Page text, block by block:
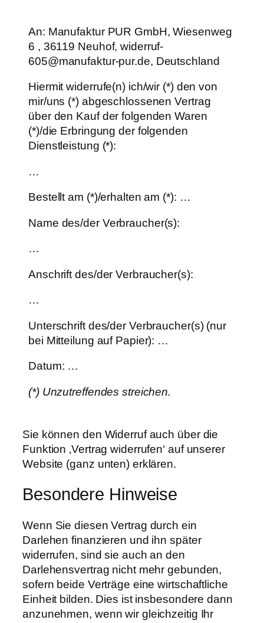
An: Manufaktur PUR GmbH, Wiesenweg
6 , 36119 Neuhof, widerruf-
605@manufaktur-pur.de, Deutschland
Hiermit widerrufe(n) ich/wir (*) den von
mir/uns (*) abgeschlossenen Vertrag
über den Kauf der folgenden Waren
(*)/die Erbringung der folgenden
Dienstleistung (*):
…
Bestellt am (*)/erhalten am (*): …
Name des/der Verbraucher(s):
…
Anschrift des/der Verbraucher(s):
…
Unterschrift des/der Verbraucher(s) (nur
bei Mitteilung auf Papier): …
Datum: …
(*) Unzutreffendes streichen.
Sie können den Widerruf auch über die
Funktion ‚Vertrag widerrufen‘ auf unserer
Website (ganz unten) erklären.
Besondere Hinweise
Wenn Sie diesen Vertrag durch ein
Darlehen finanzieren und ihn später
widerrufen, sind sie auch an den
Darlehensvertrag nicht mehr gebunden,
sofern beide Verträge eine wirtschaftliche
Einheit bilden. Dies ist insbesondere dann
anzunehmen, wenn wir gleichzeitig Ihr